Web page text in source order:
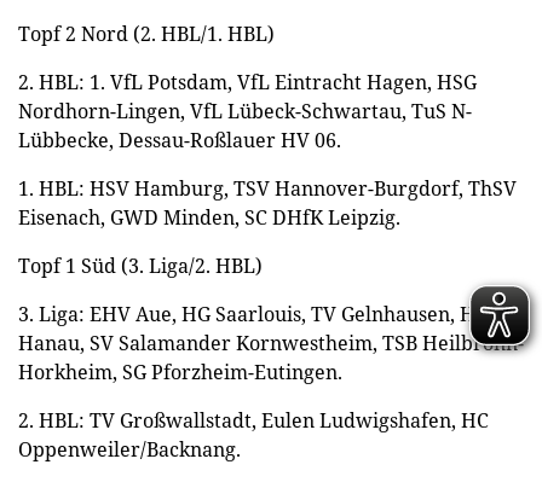
Topf 2 Nord (2. HBL/1. HBL)
2. HBL: 1. VfL Potsdam, VfL Eintracht Hagen, HSG
Nordhorn-Lingen, VfL Lübeck-Schwartau, TuS N-
Lübbecke, Dessau-Roßlauer HV 06.
1. HBL: HSV Hamburg, TSV Hannover-Burgdorf, ThSV
Eisenach, GWD Minden, SC DHfK Leipzig.
Topf 1 Süd (3. Liga/2. HBL)
3. Liga: EHV Aue, HG Saarlouis, TV Gelnhausen, HSG
Hanau, SV Salamander Kornwestheim, TSB Heilbronn-
Horkheim, SG Pforzheim-Eutingen.
2. HBL: TV Großwallstadt, Eulen Ludwigshafen, HC
Oppenweiler/Backnang.